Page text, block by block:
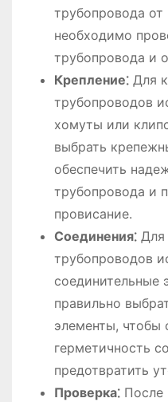
трубопровода
необходимо
трубопровода и
Крепление⁚Для
трубопроводов
хомуты или
выбрать
обеспечить
трубопровода и
провисание.
Соединения⁚Для
трубопроводов
соединительные
правильно
элементы, чтобы
герметичность
предотвратить
Проверка⁚После